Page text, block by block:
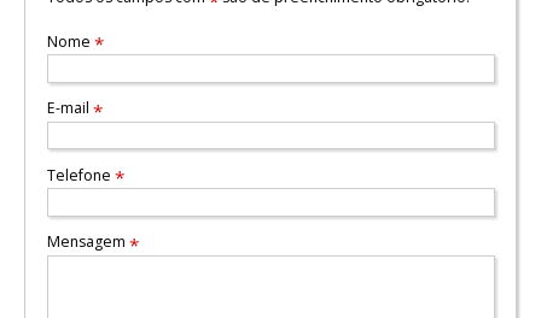
Nome *
E-mail *
Telefone *
Mensagem *